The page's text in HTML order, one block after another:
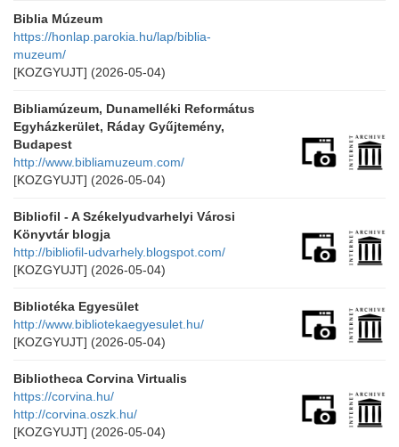
Biblia Múzeum
https://honlap.parokia.hu/lap/biblia-
muzeum/
[KOZGYUJT] (2026-05-04)
Bibliamúzeum, Dunamelléki Református
Egyházkerület, Ráday Gyűjtemény,
Budapest
http://www.bibliamuzeum.com/
[KOZGYUJT] (2026-05-04)
Bibliofil - A Székelyudvarhelyi Városi
Könyvtár blogja
http://bibliofil-udvarhely.blogspot.com/
[KOZGYUJT] (2026-05-04)
Bibliotéka Egyesület
http://www.bibliotekaegyesulet.hu/
[KOZGYUJT] (2026-05-04)
Bibliotheca Corvina Virtualis
https://corvina.hu/
http://corvina.oszk.hu/
[KOZGYUJT] (2026-05-04)